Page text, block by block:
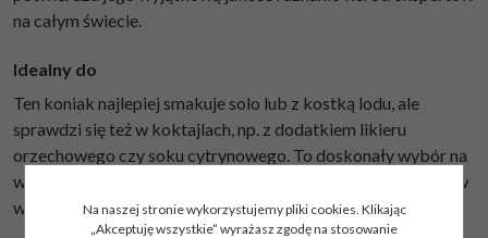
na całym świecie.
Idealny do
Ten koniak najlepiej smakuje solo lub z kostką lodu, ale
sprawdzi się też w koktajlach, np. z dodatkiem likieru
orzechowego czy soku cytrynowego. To doskonały wybór na
wieczory w gronie przyjaciół lub jako prezent dla miłośników
wyrafinowanych alkoholi.
Na naszej stronie wykorzystujemy pliki cookies. Klikając
„Akceptuję wszystkie” wyrażasz zgodę na stosowanie